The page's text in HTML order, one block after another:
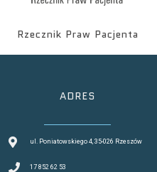
Rzecznik Praw Pacjenta
ADRES
ul. Poniatowskiego 4, 35-026 Rzeszów
17 852 62 53